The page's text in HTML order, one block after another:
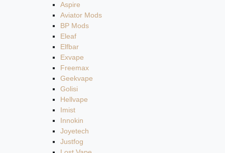
Aspire
Aviator Mods
BP Mods
Eleaf
Elfbar
Exvape
Freemax
Geekvape
Golisi
Hellvape
Imist
Innokin
Joyetech
Justfog